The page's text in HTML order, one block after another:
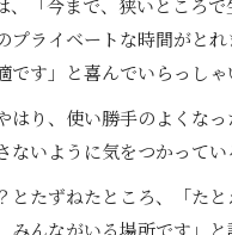
、「今まで、狭いところ
プライベートな時間がとれ
です」と喜んでいらっしゃ
はり、使い勝手のよくな
ないように気をつかってい
とたずねたところ、「た
みんながいる場所です」